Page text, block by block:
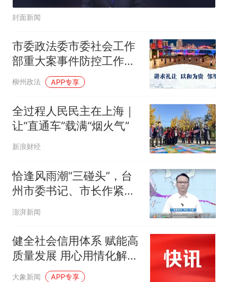
封面新闻
市委政法委市委社会工作
部重大案事件防控工作联
席会议第一次会议召开
柳州政法 APP专享
全过程人民民主在上海｜
让“直通车”载满“烟火气”
新浪财经
恰逢风雨潮“三碰头”，台
州市委书记、市长作紧急
动员电视讲话
澎湃新闻
健全社会信用体系 赋能高
质量发展 用心用情化解信
访问题
大象新闻 APP专享